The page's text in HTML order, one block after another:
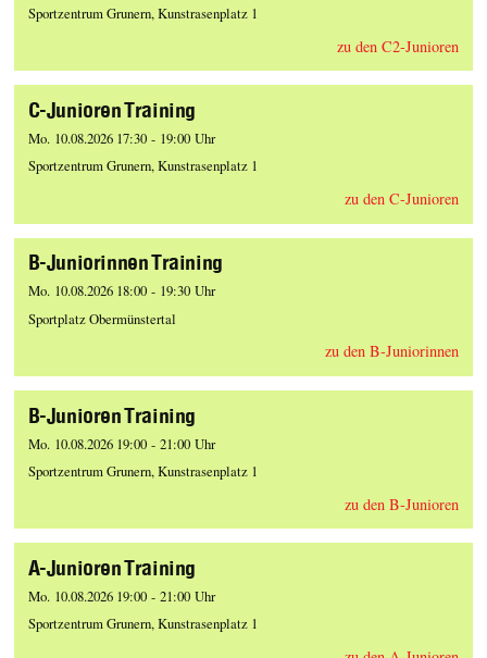
Sportzentrum Grunern, Kunstrasenplatz 1
zu den C2-Junioren
C-Junioren Training
Mo. 10.08.2026 17:30 - 19:00 Uhr
Sportzentrum Grunern, Kunstrasenplatz 1
zu den C-Junioren
B-Juniorinnen Training
Mo. 10.08.2026 18:00 - 19:30 Uhr
Sportplatz Obermünstertal
zu den B-Juniorinnen
B-Junioren Training
Mo. 10.08.2026 19:00 - 21:00 Uhr
Sportzentrum Grunern, Kunstrasenplatz 1
zu den B-Junioren
A-Junioren Training
Mo. 10.08.2026 19:00 - 21:00 Uhr
Sportzentrum Grunern, Kunstrasenplatz 1